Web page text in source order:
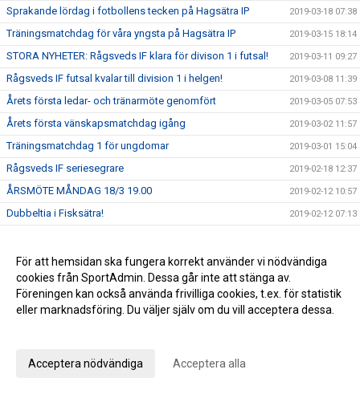
Sprakande lördag i fotbollens tecken på Hagsätra IP 2019-03-18 07:38
Träningsmatchdag för våra yngsta på Hagsätra IP 2019-03-15 18:14
STORA NYHETER: Rågsveds IF klara för divison 1 i futsal! 2019-03-11 09:27
Rågsveds IF futsal kvalar till division 1 i helgen! 2019-03-08 11:39
Årets första ledar- och tränarmöte genomfört 2019-03-05 07:53
Årets första vänskapsmatchdag igång 2019-03-02 11:57
Träningsmatchdag 1 för ungdomar 2019-03-01 15:04
Rågsveds IF seriesegrare 2019-02-18 12:37
ÅRSMÖTE MÅNDAG 18/3 19.00 2019-02-12 10:57
Dubbeltia i Fisksätra! 2019-02-12 07:13
Nya framgångar i futsal 2019-02-04 07:23
Fredagsrapport och helgens futsal 2019-02-01 10:50
En vinst och en förlust i helgens seniorspel 2019-01-28 10:58
Rågsveds IF VÅRCUP 2019
För att hemsidan ska fungera korrekt använder vi nödvändiga
cookies från SportAdmin. Dessa går inte att stänga av.
Föreningen kan också använda frivilliga cookies, t.ex. för statistik
eller marknadsföring. Du väljer själv om du vill acceptera dessa.
Acceptera nödvändiga Acceptera alla